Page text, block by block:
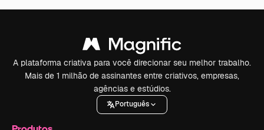
A plataforma criativa para você direcionar seu melhor trabalho.
Mais de 1 milhão de assinantes entre criativos, empresas,
agências e estúdios.
Português